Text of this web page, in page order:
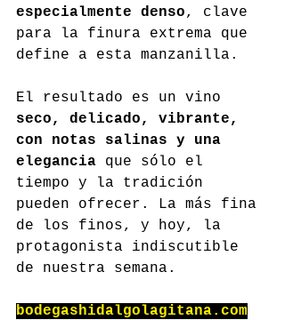
especialmente denso, clave
para la finura extrema que
define a esta manzanilla.
El resultado es un vino
seco, delicado, vibrante,
con notas salinas y una
elegancia que sólo el
tiempo y la tradición
pueden ofrecer. La más fina
de los finos, y hoy, la
protagonista indiscutible
de nuestra semana.
bodegashidalgolagitana.com